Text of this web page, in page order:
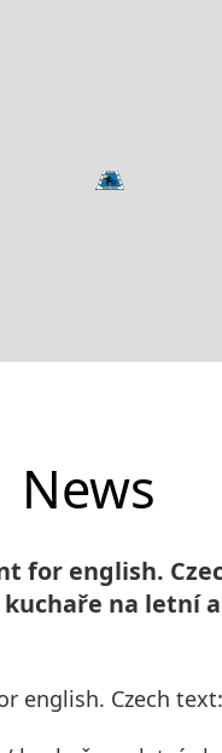
News
for english.
na letní
english. Czech text: